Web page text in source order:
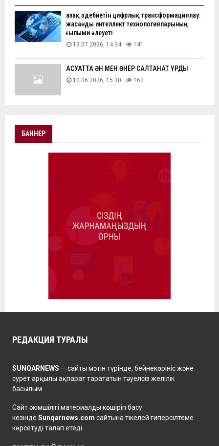
Қазақ әдебиетін цифрлық трансформациялау:
жасанды интеллект технологияларының
ғылыми әлеуеті
13.07.2026, 14:34 141
АҚСУАТТА ӘН МЕН ӨНЕР САЛТАНАТ ҚҰРДЫ
10.06.2026, 15:30 162
БАННЕР
РЕДАКЦИЯ ТУРАЛЫ
SUNQARNEWS — сайты мәтін түрінде, бейнекөрініс және
сурет арқылы ақпарат тарататын тәуелсіз желілік
басылым.
Сайт әкімшілігі материалды көшіріп басу
кезінде Sunqarnews.com сайтына тікелей гиперсілтеме
көрсетуді талап етеді.